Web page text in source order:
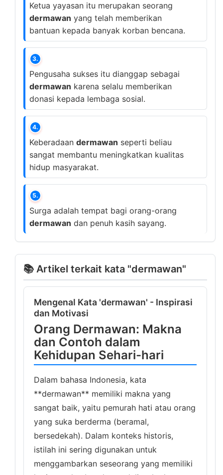
Ketua yayasan itu merupakan seorang
dermawan yang telah memberikan
bantuan kepada banyak korban bencana.
3.
Pengusaha sukses itu dianggap sebagai
dermawan karena selalu memberikan
donasi kepada lembaga sosial.
4.
Keberadaan dermawan seperti beliau
sangat membantu meningkatkan kualitas
hidup masyarakat.
5.
Surga adalah tempat bagi orang-orang
dermawan dan penuh kasih sayang.
📚 Artikel terkait kata "dermawan"
Mengenal Kata 'dermawan' - Inspirasi
dan Motivasi
Orang Dermawan: Makna
dan Contoh dalam
Kehidupan Sehari-hari
Dalam bahasa Indonesia, kata
**dermawan** memiliki makna yang
sangat baik, yaitu pemurah hati atau orang
yang suka berderma (beramal,
bersedekah). Dalam konteks historis,
istilah ini sering digunakan untuk
menggambarkan seseorang yang memiliki